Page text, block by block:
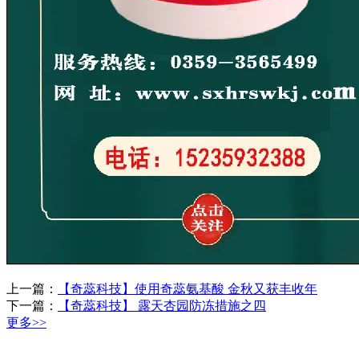
上一篇：
【奇蕊科技】使用奇蕊氨基酸 金秋又获丰收年
下一篇：
【奇蕊科技】 露天杏园防冻措施之四
更多>>